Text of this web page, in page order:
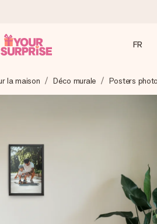
avec attention et l’envoyons
vous puissiez l’offrir au bon moment,
+15 000 avis)
Les clients nous attribuent
Reviews (total de tous les
présents).
FR
la maison Déco murale Posters